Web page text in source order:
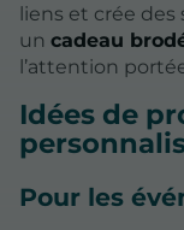
liens et crée des
un cadeau
l’attention
Idées de
Pour les